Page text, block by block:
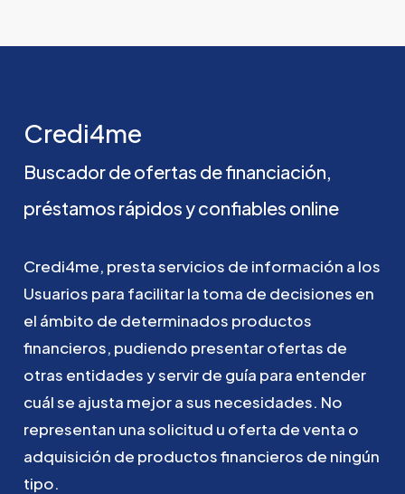
Credi4me
Buscadordeofertas definanciación,
préstamos rápidosyconfiables online
Credi4me, prestaservicios de información a los
Usuarios para facilitarla toma de decisiones en
el ámbito de determinados productos
financieros, pudiendo presentarofertas de
otras entidadesyservirde guía para entender
cuálse ajusta mejorasus necesidades. No
representan unasolicitud u oferta deventa o
adquisición de productosfinancieros de ningún
tipo.